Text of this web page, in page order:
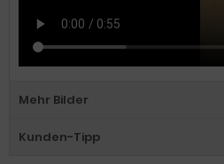
Mehr Bilder
Kunden-Tipp